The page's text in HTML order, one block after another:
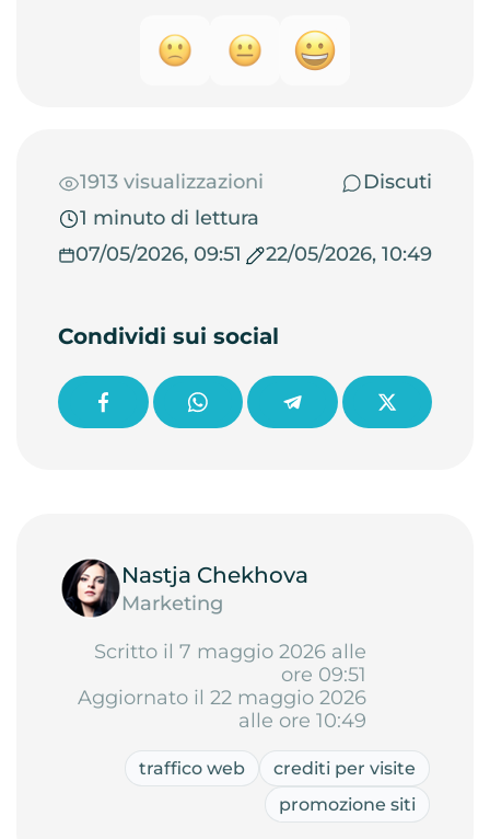
1913 visualizzazioni
Discuti
1 minuto di lettura
07/05/2026, 09:51
22/05/2026, 10:49
Condividi sui social
Nastja Chekhova
Marketing
Scritto il 7 maggio 2026 alle
ore 09:51
Aggiornato il 22 maggio 2026
alle ore 10:49
traffico web
crediti per visite
promozione siti